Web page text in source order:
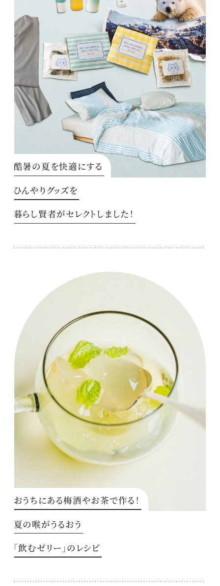
酷暑の夏を快適にする
ひんやりグッズを
暮らし賢者がセレクトしました！
おうちにある梅酒やお茶で作る！
夏の喉がうるおう
「飲むゼリー」のレシピ